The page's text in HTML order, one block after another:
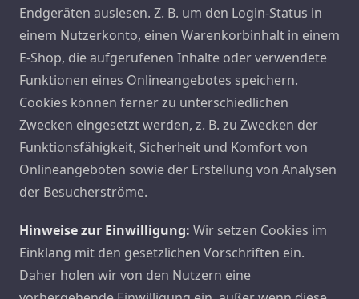
Endgeräten auslesen. Z. B. um den Login-Status in
einem Nutzerkonto, einen Warenkorbinhalt in einem
E-Shop, die aufgerufenen Inhalte oder verwendete
Funktionen eines Onlineangebotes speichern.
Cookies können ferner zu unterschiedlichen
Zwecken eingesetzt werden, z. B. zu Zwecken der
Funktionsfähigkeit, Sicherheit und Komfort von
Onlineangeboten sowie der Erstellung von Analysen
der Besucherströme.
Hinweise zur Einwilligung: Wir setzen Cookies im
Einklang mit den gesetzlichen Vorschriften ein.
Daher holen wir von den Nutzern eine